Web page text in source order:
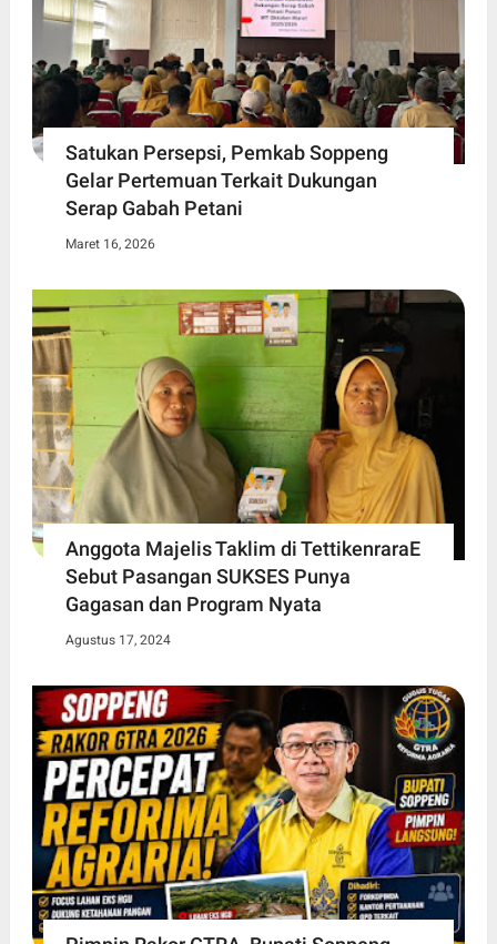
Satukan Persepsi, Pemkab Soppeng
Gelar Pertemuan Terkait Dukungan
Serap Gabah Petani
Maret 16, 2026
Anggota Majelis Taklim di TettikenraraE
Sebut Pasangan SUKSES Punya
Gagasan dan Program Nyata
Agustus 17, 2024